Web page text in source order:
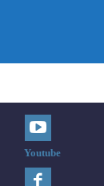
Youtube